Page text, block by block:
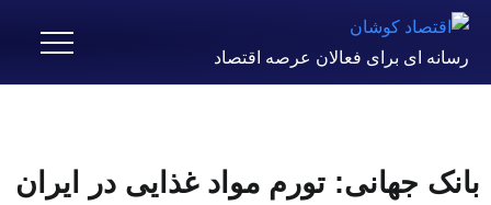
رسانه ای برای فعالان عرصه اقتصاد
بانک جهانی: تورم مواد غذایی در ایران